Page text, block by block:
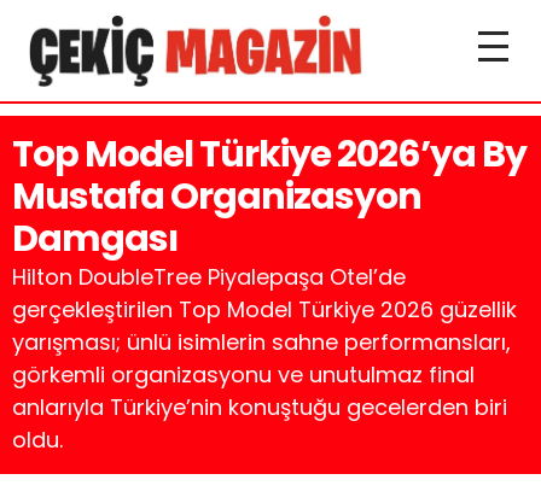
Top Model Türkiye 2026’ya By
Mustafa Organizasyon
Damgası
Hilton DoubleTree Piyalepaşa Otel’de
gerçekleştirilen Top Model Türkiye 2026 güzellik
yarışması; ünlü isimlerin sahne performansları,
görkemli organizasyonu ve unutulmaz final
anlarıyla Türkiye’nin konuştuğu gecelerden biri
oldu.